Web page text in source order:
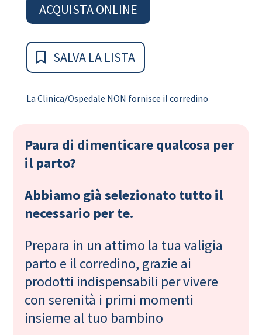
ACQUISTA ONLINE
SALVA LA LISTA
La Clinica/Ospedale NON fornisce il corredino
Paura di dimenticare qualcosa per
il parto?
Abbiamo già selezionato tutto il
necessario per te.
Prepara in un attimo la tua valigia
parto e il corredino, grazie ai
prodotti indispensabili per vivere
con serenità i primi momenti
insieme al tuo bambino